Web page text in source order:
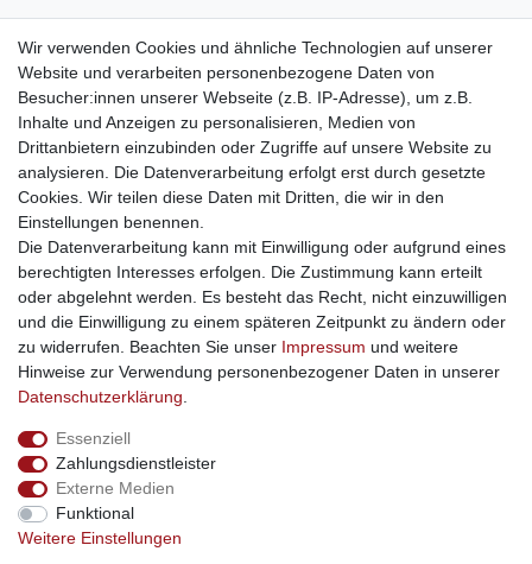
weitere Shops
traumlampen- Lampen und Kronleuchter
kinderwagencenter- Exklusive und günstige Kinderwagen
gastrogeraete24- alles für Gastronomie und Imbiss
soziale Medien
Facebook
sicher einkaufen
Sichere Bestellung und Zahlung via SSL Verschlüsselung
Wir verwenden Cookies und ähnliche Technologien auf unserer
Website und verarbeiten personenbezogene Daten von
Besucher:innen unserer Webseite (z.B. IP-Adresse), um z.B.
Inhalte und Anzeigen zu personalisieren, Medien von
Drittanbietern einzubinden oder Zugriffe auf unsere Website zu
analysieren. Die Datenverarbeitung erfolgt erst durch gesetzte
Cookies. Wir teilen diese Daten mit Dritten, die wir in den
Einstellungen benennen.
Die Datenverarbeitung kann mit Einwilligung oder aufgrund eines
berechtigten Interesses erfolgen. Die Zustimmung kann erteilt
oder abgelehnt werden. Es besteht das Recht, nicht einzuwilligen
und die Einwilligung zu einem späteren Zeitpunkt zu ändern oder
zu widerrufen. Beachten Sie unser Impressum und weitere
Hinweise zur Verwendung personenbezogener Daten in unserer
Daten­schutz­erklärung
Essenziell
Zahlungsdienstleister
Externe Medien
Funktional
Weitere Einstellungen
Widerrufs­recht Widerrufs­formular
Daten­schutz­erklärung